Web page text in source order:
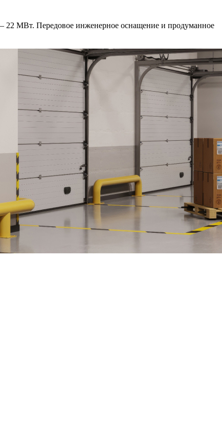
МВт. Передовое инженерное оснащение и продуманное